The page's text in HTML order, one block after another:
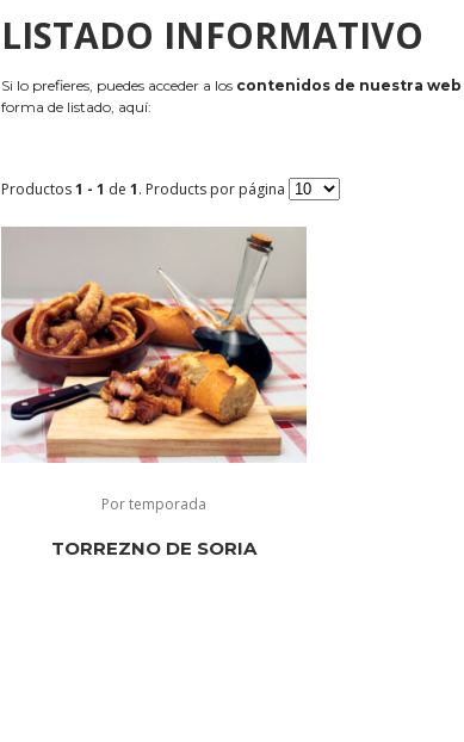
LISTADO INFORMATIVO
Si lo prefieres, puedes acceder a los contenidos de nuestra web
forma de listado, aquí:
Productos1 - 1 de 1. Products por página
Por temporada
TORREZNO DE SORIA